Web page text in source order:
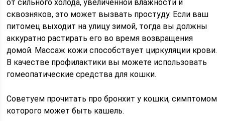
от сильного холода, увеличенной влажности и
сквозняков, это может вызвать простуду. Если ваш
питомец выходит на улицу зимой, тогда вы должны
аккуратно растирать его во время возвращения
домой. Массаж кожи способствует циркуляции крови.
В качестве профилактики вы можете использовать
гомеопатические средства для кошки.
Советуем прочитать про бронхит у кошки, симптомом
которого может быть кашель.